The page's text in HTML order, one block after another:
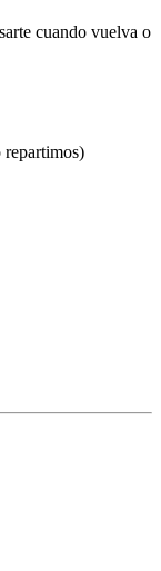
cuando vuelva o
repartimos)